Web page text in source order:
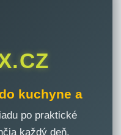
kuchyne a
po praktické
každý deň.